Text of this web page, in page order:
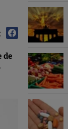
de